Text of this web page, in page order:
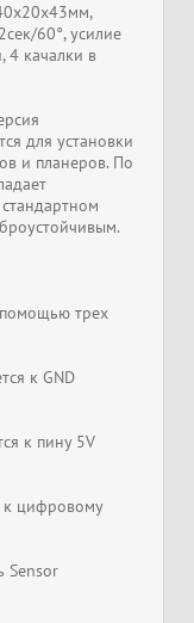
60°, усилие
4 качалки в
для установки
и планеров. По
трех
к GND
к пину 5V
к цифровому
Sensor